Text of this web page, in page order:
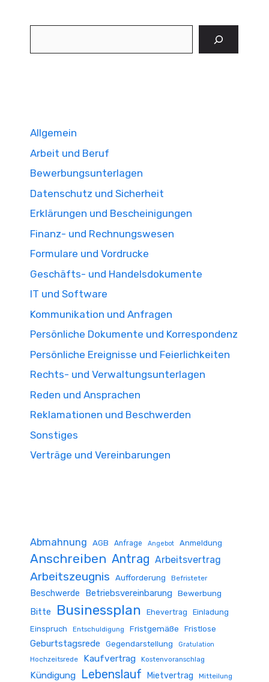
Allgemein
Arbeit und Beruf
Bewerbungsunterlagen
Datenschutz und Sicherheit
Erklärungen und Bescheinigungen
Finanz- und Rechnungswesen
Formulare und Vordrucke
Geschäfts- und Handelsdokumente
IT und Software
Kommunikation und Anfragen
Persönliche Dokumente und Korrespondenz
Persönliche Ereignisse und Feierlichkeiten
Rechts- und Verwaltungsunterlagen
Reden und Ansprachen
Reklamationen und Beschwerden
Sonstiges
Verträge und Vereinbarungen
Abmahnung AGB Anfrage Angebot Anmeldung
Anschreiben Antrag Arbeitsvertrag
Arbeitszeugnis Aufforderung Befristeter
Beschwerde Betriebsvereinbarung Bewerbung
Bitte Businessplan Ehevertrag
Einladung
Einspruch
Entschuldigung Fristgemäße Fristlose
Geburtstagsrede Gegendarstellung Gratulation
Hochzeitsrede Kaufvertrag Kostenvoranschlag
Kündigung Lebenslauf Mietvertrag Mitteilung